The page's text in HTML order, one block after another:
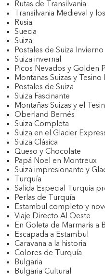
Rutas de Transilvania
Transilvania Medieval y
Rusia
Suecia
Suiza
Postales de Suiza Invierno
Suiza invernal
Picos Nevados y Golden
Montañas Suizas y
Postales de Suiza
Suiza Fascinante
Montañas Suizas y el
Oberland Bernés
Suiza Completa
Suiza en el Glacier
Suiza Clásica
Queso y Chocolate
Papá Noel en Montreux
Suiza impresionante y
Turquía
Salida Especial Turquia
Perlas de Turquía
Estambul completo y
Viaje Directo Al Oeste
En Goleta de Marmaris a
Escapada a Estambul
Caravana a la historia
Colores de Turquía
Bulgaria
Bulgaria Cultural